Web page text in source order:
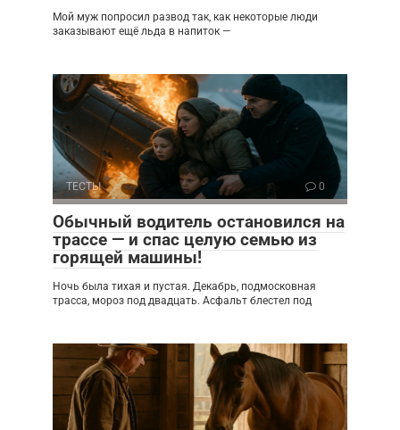
Мой муж попросил развод так, как некоторые люди
заказывают ещё льда в напиток —
ТЕСТЫ 0
Обычный водитель остановился на
трассе — и спас целую семью из
горящей машины!
Ночь была тихая и пустая. Декабрь, подмосковная
трасса, мороз под двадцать. Асфальт блестел под